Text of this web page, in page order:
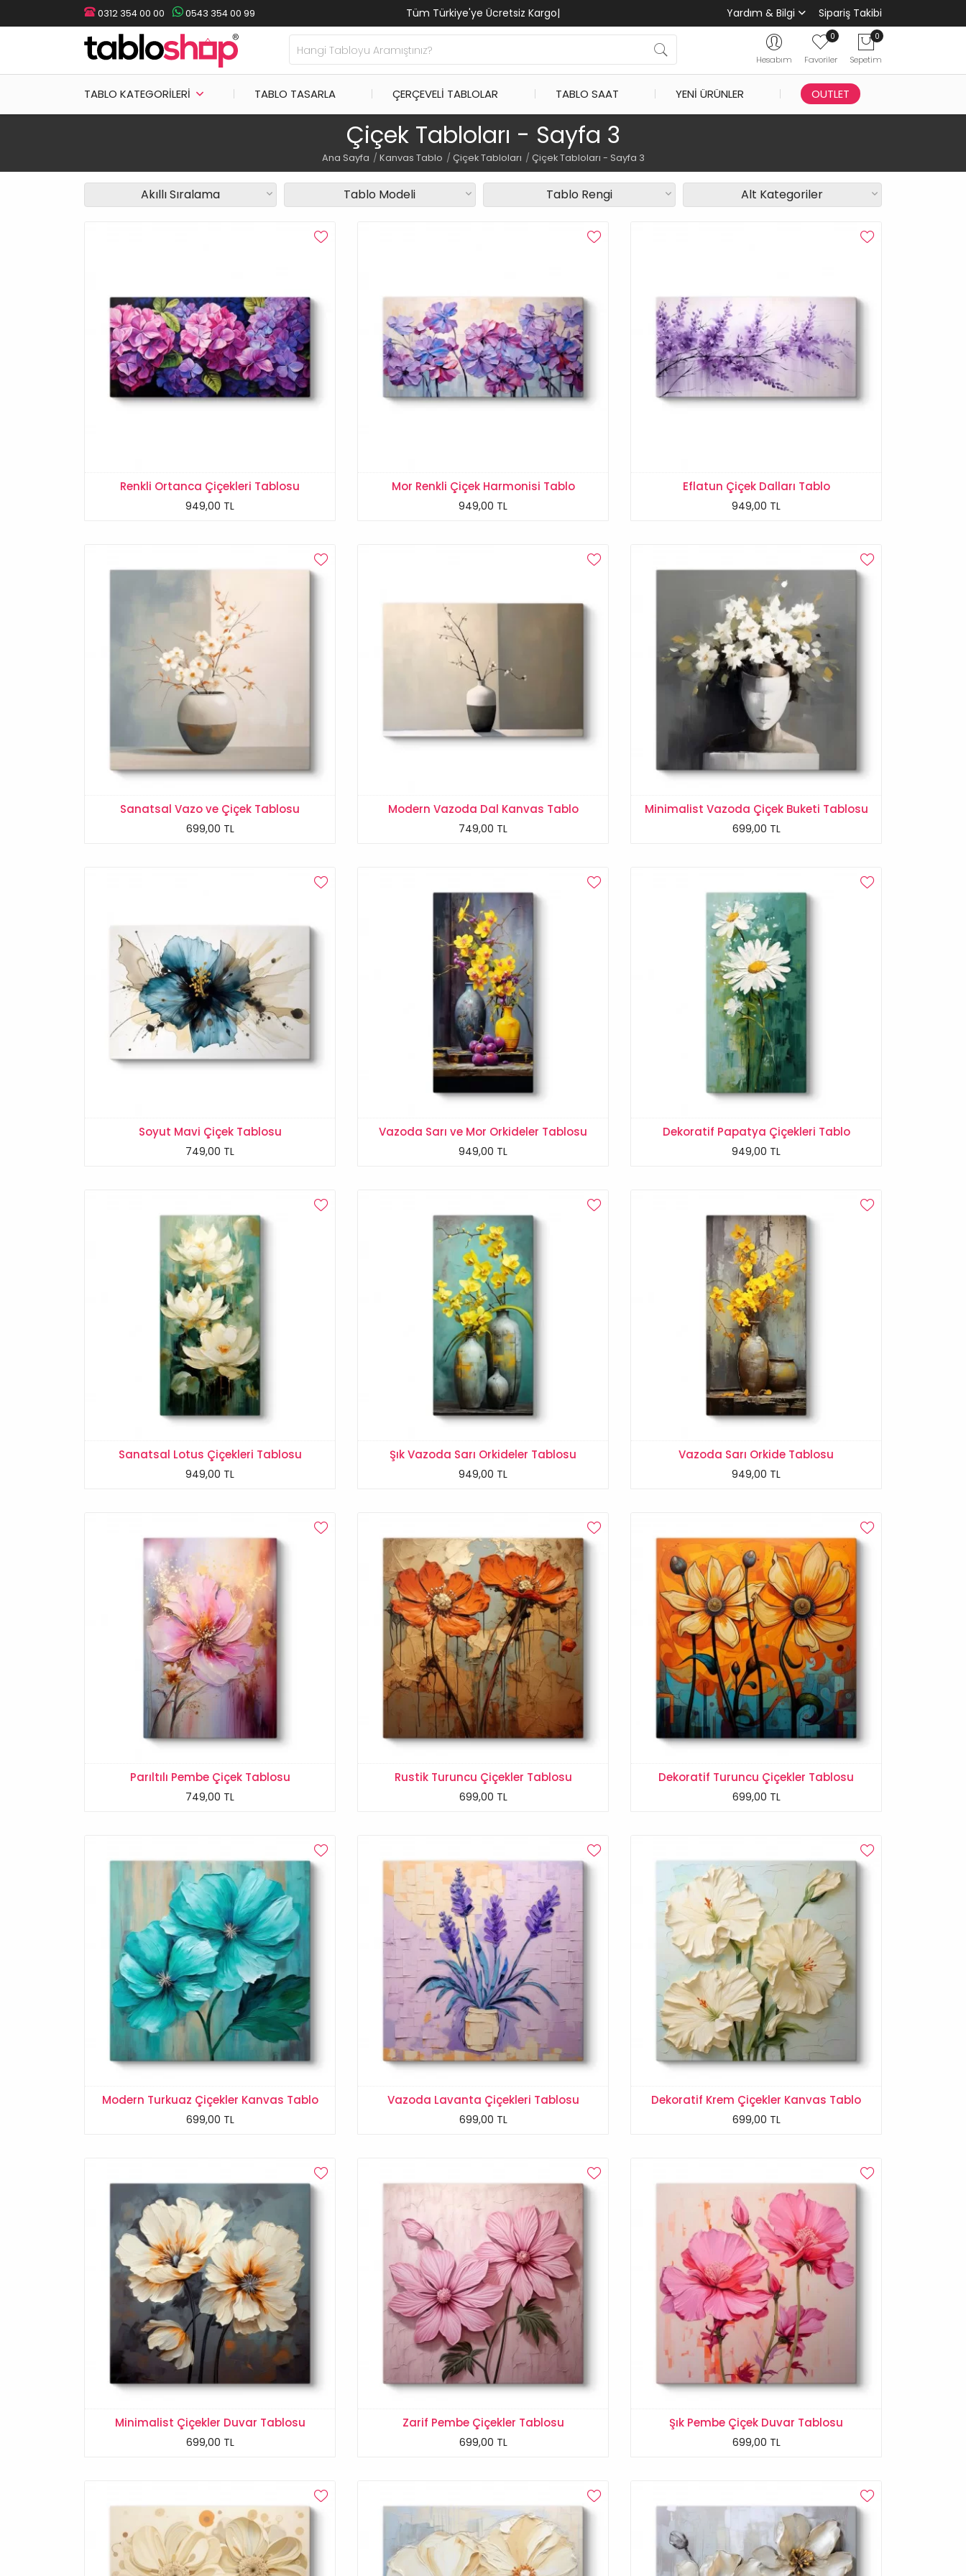
0312 354 00 00 0543 354 00 99 Tüm Türkiye'ye Ücretsiz Ka| Yardım & Bilgi Sipariş Takibi
Hesabım
0
Favoriler
0
Sepetim
TABLO KATEGORILERI TABLO TASARLA ÇERÇEVELI TABLOLAR TABLO SAAT YENI ÜRÜNLER OUTLET
Çiçek Tabloları - Sayfa 3
Ana Sayfa Kanvas Tablo Çiçek Tabloları Çiçek Tabloları - Sayfa 3
Akıllı Sıralama Tablo Modeli Tablo Rengi Alt Kategoriler
Renkli Ortanca Çiçekleri Tablosu
949,00 TL
Mor Renkli Çiçek Harmonisi Tablo
949,00 TL
Eflatun Çiçek Dalları Tablo
949,00 TL
Sanatsal Vazo ve Çiçek Tablosu
699,00 TL
Modern Vazoda Dal Kanvas Tablo
749,00 TL
Minimalist Vazoda Çiçek Buketi Tablosu
699,00 TL
Soyut Mavi Çiçek Tablosu
749,00 TL
Vazoda Sarı ve Mor Orkideler Tablosu
949,00 TL
Dekoratif Papatya Çiçekleri Tablo
949,00 TL
Sanatsal Lotus Çiçekleri Tablosu
949,00 TL
Şık Vazoda Sarı Orkideler Tablosu
949,00 TL
Vazoda Sarı Orkide Tablosu
949,00 TL
Parıltılı Pembe Çiçek Tablosu
749,00 TL
Rustik Turuncu Çiçekler Tablosu
699,00 TL
Dekoratif Turuncu Çiçekler Tablosu
699,00 TL
Modern Turkuaz Çiçekler Kanvas Tablo
699,00 TL
Vazoda Lavanta Çiçekleri Tablosu
699,00 TL
Dekoratif Krem Çiçekler Kanvas Tablo
699,00 TL
Minimalist Çiçekler Duvar Tablosu
699,00 TL
Zarif Pembe Çiçekler Tablosu
699,00 TL
Şık Pembe Çiçek Duvar Tablosu
699,00 TL